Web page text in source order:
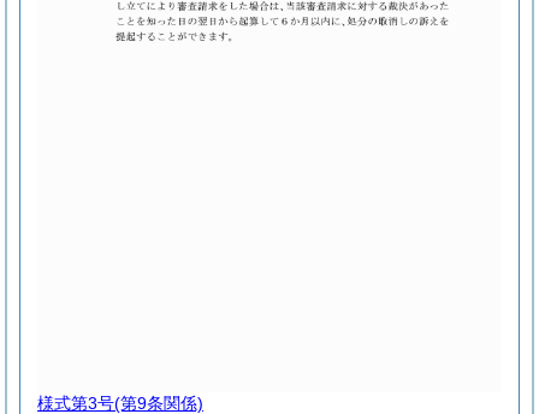
様式第3号(第9条関係)